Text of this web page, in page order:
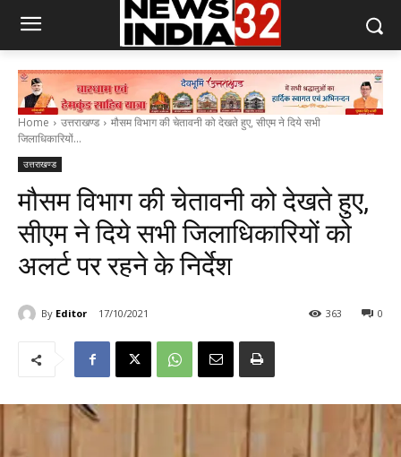
Home उत्तराखण्ड
मौसम विभाग की चेतावनी को देखते हुए, सीएम ने दिये सभी
जिलाधिकारियों...
उत्तराखण्ड
मौसम विभाग की चेतावनी को देखते हुए,
सीएम ने दिये सभी जिलाधिकारियों को
अलर्ट पर रहने के निर्देश
By Editor 17/10/2021 0
363